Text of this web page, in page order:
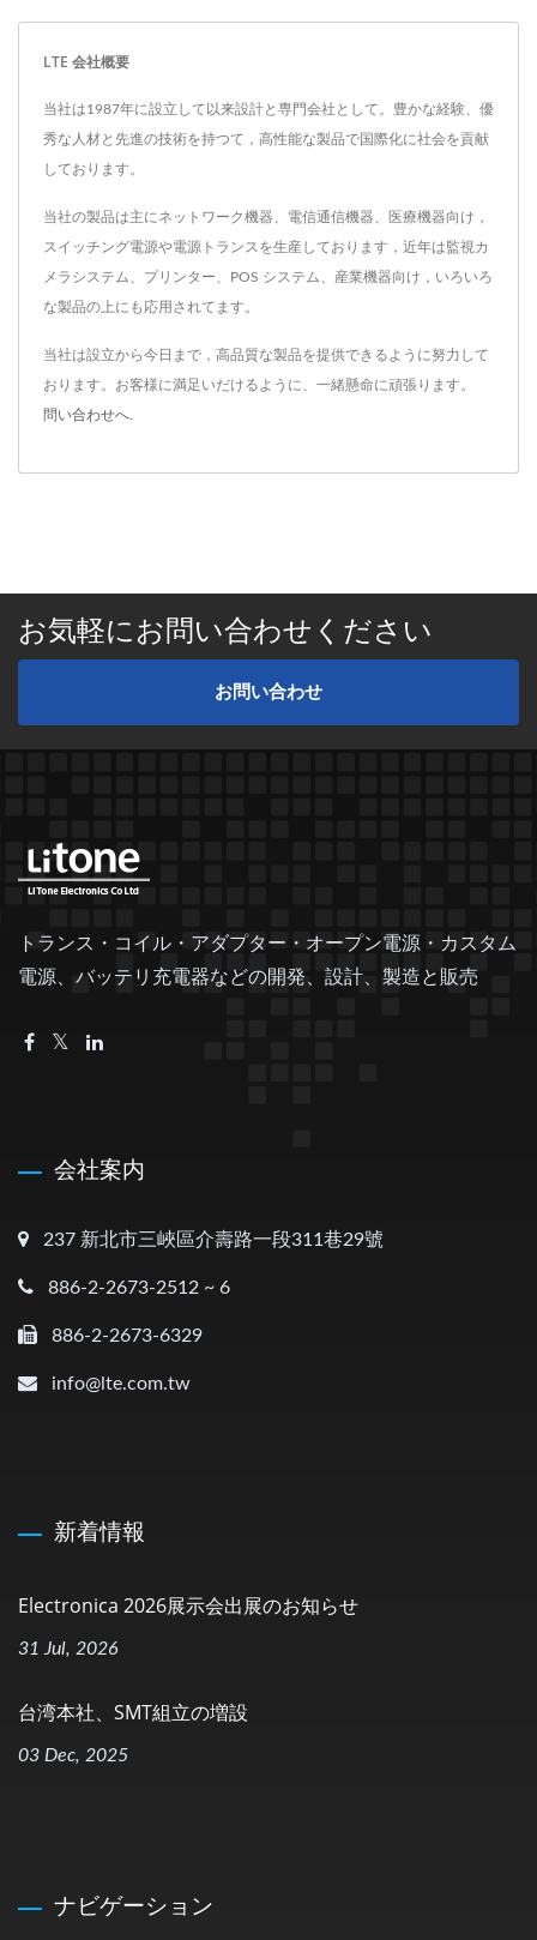
LTE 会社概要
当社は1987年に設立して以来設計と専門会社として。豊かな経験、優
秀な人材と先進の技術を持つて，高性能な製品で国際化に社会を貢献
しております。
当社の製品は主にネットワーク機器、電信通信機器、医療機器向け，
スイッチング電源や電源トランスを生産しております，近年は監視カ
メラシステム、プリンター、POS システム、産業機器向け，いろいろ
な製品の上にも応用されてます。
当社は設立から今日まで，高品質な製品を提供できるように努力して
おります。お客様に満足いだけるように、一緒懸命に頑張ります。
問い合わせへ
お気軽にお問い合わせください
お問い合わせ
トランス・コイル・アダプター・オープン電源・カスタム
電源、バッテリ充電器などの開発、設計、製造と販売
会社案内
237 新北市三峽區介壽路一段311巷29號
886-2-2673-2512 ~ 6
886-2-2673-6329
info@lte.com.tw
新着情報
Electronica 2026展示会出展のお知らせ
31 Jul, 2026
台湾本社、SMT組立の増設
03 Dec, 2025
ナビゲーション